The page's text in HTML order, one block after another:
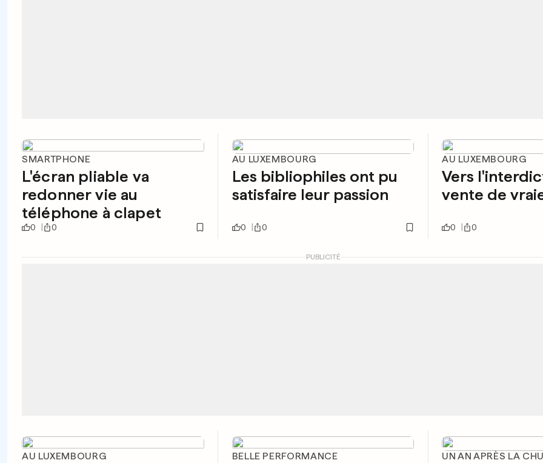
SMARTPHONE
L'écran pliable va
redonner vie au
téléphone à clapet
0 0
AU LUXEMBOURG
Les bibliophiles ont pu
satisfaire leur passion
0 0
AU LUXEMBOURG
Vers
vente de
0 0
PUBLICITÉ
AU LUXEMBOURG BELLE PERFORMANCE UN AN APRÈS LA